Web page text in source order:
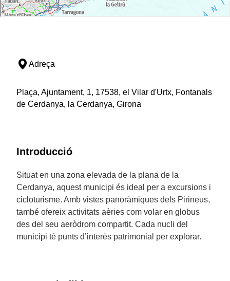
Adreça
Plaça, Ajuntament, 1, 17538, el Vilar d'Urtx, Fontanals
de Cerdanya, la Cerdanya, Girona
Introducció
Situat en una zona elevada de la plana de la
Cerdanya, aquest municipi és ideal per a excursions i
cicloturisme. Amb vistes panoràmiques dels Pirineus,
també ofereix activitats aèries com volar en globus
des del seu aeròdrom compartit. Cada nucli del
municipi té punts d’interès patrimonial per explorar.